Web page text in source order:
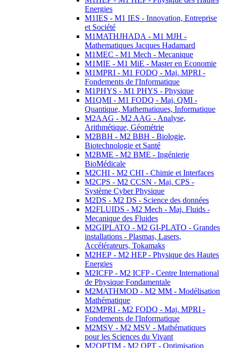
Energies
M1IES - M1 IES - Innovation, Entreprise
et Société
M1MATHJHADA - M1 MJH -
Mathematiques Jacques Hadamard
M1MEC - M1 Mech - Mecanique
M1MIE - M1 MiE - Master en Economie
M1MPRI - M1 FODQ - Maj. MPRI -
Fondements de l'Informatique
M1PHYS - M1 PHYS - Physique
M1QMI - M1 FODQ - Maj. QMI -
Quantique, Mathematiques, Informatique
M2AAG - M2 AAG - Analyse,
Arithmétique, Géométrie
M2BBH - M2 BBH - Biologie,
Biotechnologie et Santé
M2BME - M2 BME - Ingénierie
BioMédicale
M2CHI - M2 CHI - Chimie et Interfaces
M2CPS - M2 CCSN - Maj. CPS -
Système Cyber Physique
M2DS - M2 DS - Science des données
M2FLUIDS - M2 Mech - Maj. Fluids -
Mecanique des Fluides
M2GIPLATO - M2 GI-PLATO - Grandes
installations - Plasmas, Lasers,
Accélérateurs, Tokamaks
M2HEP - M2 HEP - Physique des Hautes
Energies
M2ICFP - M2 ICFP - Centre International
de Physique Fondamentale
M2MATHMOD - M2 MM - Modélisation
Mathématique
M2MPRI - M2 FODQ - Maj. MPRI -
Fondements de l'Informatique
M2MSV - M2 MSV - Mathématiques
pour les Sciences du Vivant
M2OPTIM - M2 OPT - Optimisation